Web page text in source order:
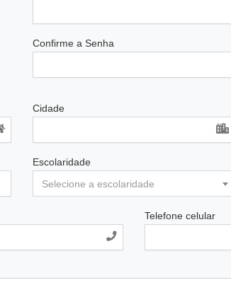
Confirme a Senha
Cidade
Escolaridade
Selecione a escolaridade
Telefone celular